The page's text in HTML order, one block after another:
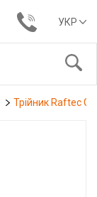
УКР
Трійник Raftec